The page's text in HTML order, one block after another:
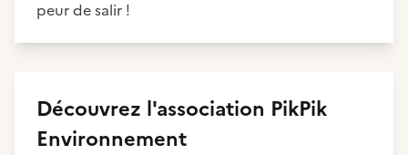
peur de salir !
Découvrez l'association PikPik
Environnement